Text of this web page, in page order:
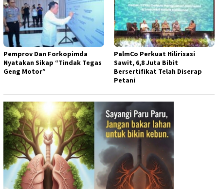
Pemprov Dan Forkopimda
Nyatakan Sikap “Tindak Tegas
Geng Motor”
PalmCo Perkuat Hilirisasi
Sawit, 6,8 Juta Bibit
Bersertifikat Telah Diserap
Petani